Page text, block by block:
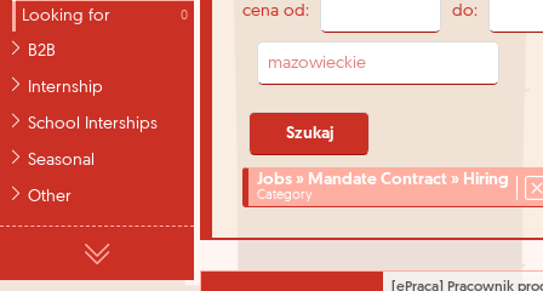
Looking for 0
B2B
Internship
School Interships
Seasonal
Other
cena od: do:
Jobs » Mandate Contract » Hiring
Category